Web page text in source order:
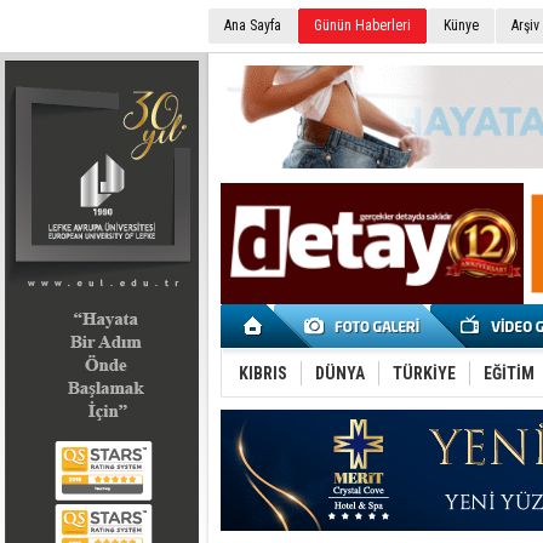
Ana Sayfa Günün Haberleri Künye Arşiv
KIBRIS DÜNYA TÜRKİYE EĞİTİM